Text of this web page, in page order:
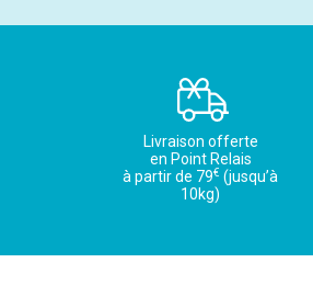
Livraison offerte
en Point Relais
à partir de 79€ (jusqu’à
10kg)